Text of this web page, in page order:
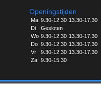
Openingstijden
Ma 9.30-12.30 13.30-17.30
Di
Gesloten
Wo 9.30-12.30 13.30-17.30
Do 9.30-12.30 13.30-17.30
Vr
9.30-12.30 13.30-17.30
Za
9.30-15.30